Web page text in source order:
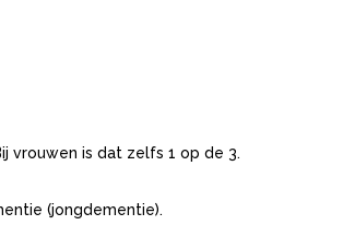
vrouwen is dat zelfs 1 op de 3.
(jongdementie).